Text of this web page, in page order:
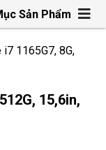
Sản Phẩm
1165G7, 8G,
15,6in,